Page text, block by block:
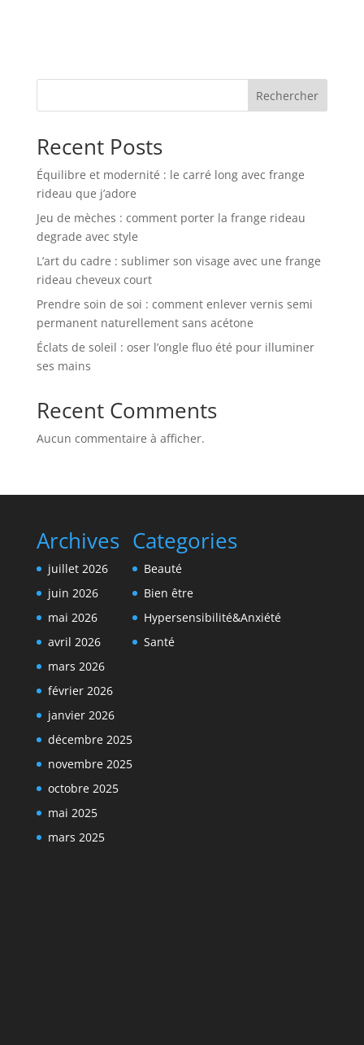
Rechercher
Recent Posts
Équilibre et modernité : le carré long avec frange
rideau que j’adore
Jeu de mèches : comment porter la frange rideau
degrade avec style
L’art du cadre : sublimer son visage avec une frange
rideau cheveux court
Prendre soin de soi : comment enlever vernis semi
permanent naturellement sans acétone
Éclats de soleil : oser l’ongle fluo été pour illuminer
ses mains
Recent Comments
Aucun commentaire à afficher.
Archives
juillet 2026
juin 2026
mai 2026
avril 2026
mars 2026
février 2026
janvier 2026
décembre 2025
novembre 2025
octobre 2025
mai 2025
mars 2025
Categories
Beauté
Bien être
Hypersensibilité&Anxiété
Santé